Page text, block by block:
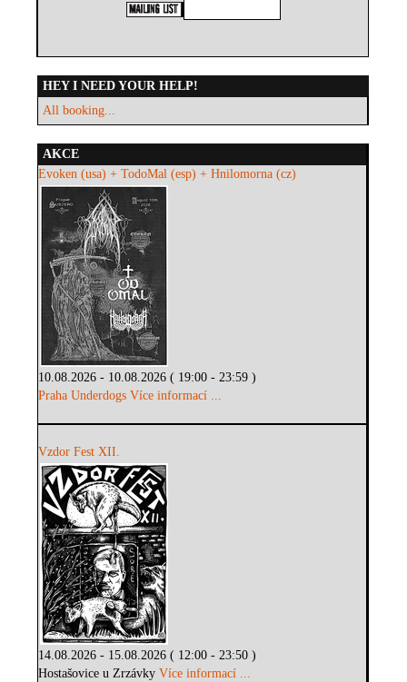
HEY I NEED YOUR HELP!
All booking...
AKCE
Evoken (usa) + TodoMal (esp) + Hnilomorna (cz)
10.08.2026 - 10.08.2026 ( 19:00 - 23:59 )
Praha Underdogs Více informací ...
Vzdor Fest XII.
14.08.2026 - 15.08.2026 ( 12:00 - 23:50 )
Hostašovice u ZrzávkyVíce informací ...